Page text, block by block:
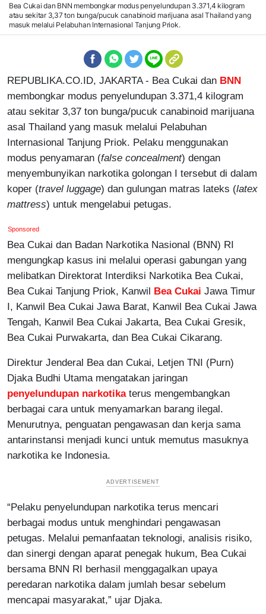
Bea Cukai dan BNN membongkar modus penyelundupan 3.371,4 kilogram
atau sekitar 3,37 ton bunga/pucuk canabinoid marijuana asal Thailand yang
masuk melalui Pelabuhan Internasional Tanjung Priok.
REPUBLIKA.CO.ID, JAKARTA - Bea Cukai dan BNN
membongkar modus penyelundupan 3.371,4 kilogram
atau sekitar 3,37 ton bunga/pucuk canabinoid marijuana
asal Thailand yang masuk melalui Pelabuhan
Internasional Tanjung Priok. Pelaku menggunakan
modus penyamaran (false concealment) dengan
menyembunyikan narkotika golongan I tersebut di dalam
koper (travel luggage) dan gulungan matras lateks (latex
mattress) untuk mengelabui petugas.
Sponsored
Bea Cukai dan Badan Narkotika Nasional (BNN) RI
mengungkap kasus ini melalui operasi gabungan yang
melibatkan Direktorat Interdiksi Narkotika Bea Cukai,
Bea Cukai Tanjung Priok, Kanwil Bea Cukai Jawa Timur
I, Kanwil Bea Cukai Jawa Barat, Kanwil Bea Cukai Jawa
Tengah, Kanwil Bea Cukai Jakarta, Bea Cukai Gresik,
Bea Cukai Purwakarta, dan Bea Cukai Cikarang.
Direktur Jenderal Bea dan Cukai, Letjen TNI (Purn)
Djaka Budhi Utama mengatakan jaringan
penyelundupan narkotika terus mengembangkan
berbagai cara untuk menyamarkan barang ilegal.
Menurutnya, penguatan pengawasan dan kerja sama
antarinstansi menjadi kunci untuk memutus masuknya
narkotika ke Indonesia.
“Pelaku penyelundupan narkotika terus mencari
berbagai modus untuk menghindari pengawasan
petugas. Melalui pemanfaatan teknologi, analisis risiko,
dan sinergi dengan aparat penegak hukum, Bea Cukai
bersama BNN RI berhasil menggagalkan upaya
peredaran narkotika dalam jumlah besar sebelum
mencapai masyarakat,” ujar Djaka.